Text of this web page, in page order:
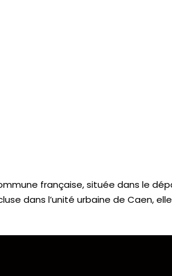
française, située dans le
dans l’unité urbaine de Caen,